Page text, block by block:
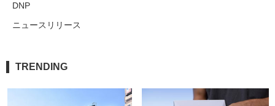
DNP
ニュースリリース
TRENDING